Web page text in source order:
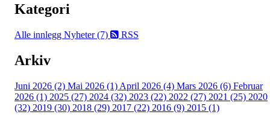
Kategori
Alle innlegg Nyheter (7) RSS
Arkiv
Juni 2026 (2) Mai 2026 (1) April 2026 (4) Mars 2026 (6) Februar
2026 (1) 2025 (27) 2024 (32) 2023 (22) 2022 (27) 2021 (25) 2020
(32) 2019 (30) 2018 (29) 2017 (22) 2016 (9) 2015 (1)